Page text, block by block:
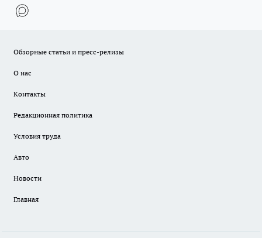
Обзорные статьи и пресс-релизы
О нас
Контакты
Редакционная политика
Условия труда
Авто
Новости
Главная